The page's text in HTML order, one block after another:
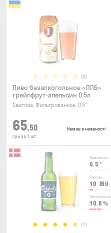
(0)
Пиво безалкогольное «ППБ»
грейпфрут-апельсин 0.5л
Светлое, Фильтрованное, 0.5°
65,50
грн за 1 шт
Немає в наявності
Крепость
0.5 °
Горечь
10 IBU
Плотность
10.8 %
(1)